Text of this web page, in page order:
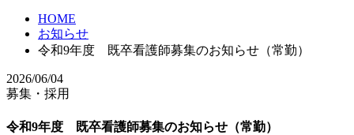
HOME
お知らせ
令和9年度 既卒看護師募集のお知らせ（常勤）
2026/06/04
募集・採用
令和9年度 既卒看護師募集のお知らせ（常勤）